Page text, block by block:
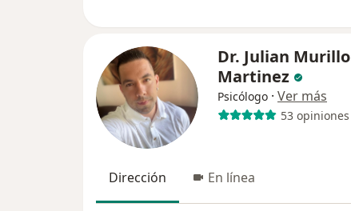
Dr. Julian Murillo
Martinez
Psicólogo · Ver más
53 opiniones
Dirección En línea